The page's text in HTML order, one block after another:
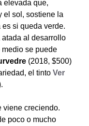
elevada que,
el sol, sostiene la
si queda verde.
al desarrollo
se puede
(2018, $500)
el tinto Ver
viene creciendo.
poco o mucho